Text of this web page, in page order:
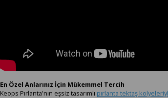
En Özel Anlarınız İçin Mükemmel Tercih
Keops Pırlanta'nın eşsiz tasarımlı pırlanta tektaş